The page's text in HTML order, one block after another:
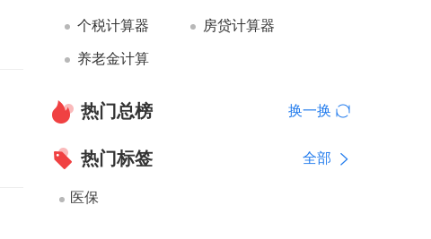
个税计算器 房贷计算器
养老金计算
热门总榜 换一换
热门标签 全部
医保